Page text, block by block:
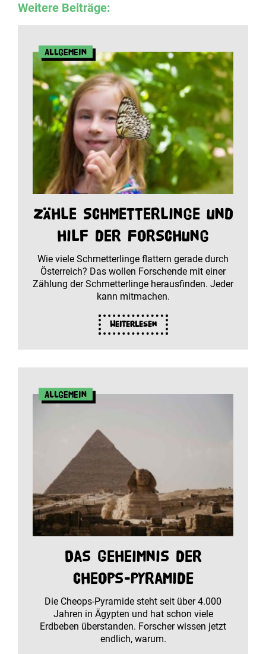
Weitere Beiträge:
Allgemein
Zähle Schmetterlinge und
hilf der Forschung
Wie viele Schmetterlinge flattern gerade durch
Österreich? Das wollen Forschende mit einer
Zählung der Schmetterlinge herausfinden. Jeder
kann mitmachen.
Weiterlesen
Allgemein
Das Geheimnis der
Cheops-Pyramide
Die Cheops-Pyramide steht seit über 4.000
Jahren in Ägypten und hat schon viele
Erdbeben überstanden. Forscher wissen jetzt
endlich, warum.